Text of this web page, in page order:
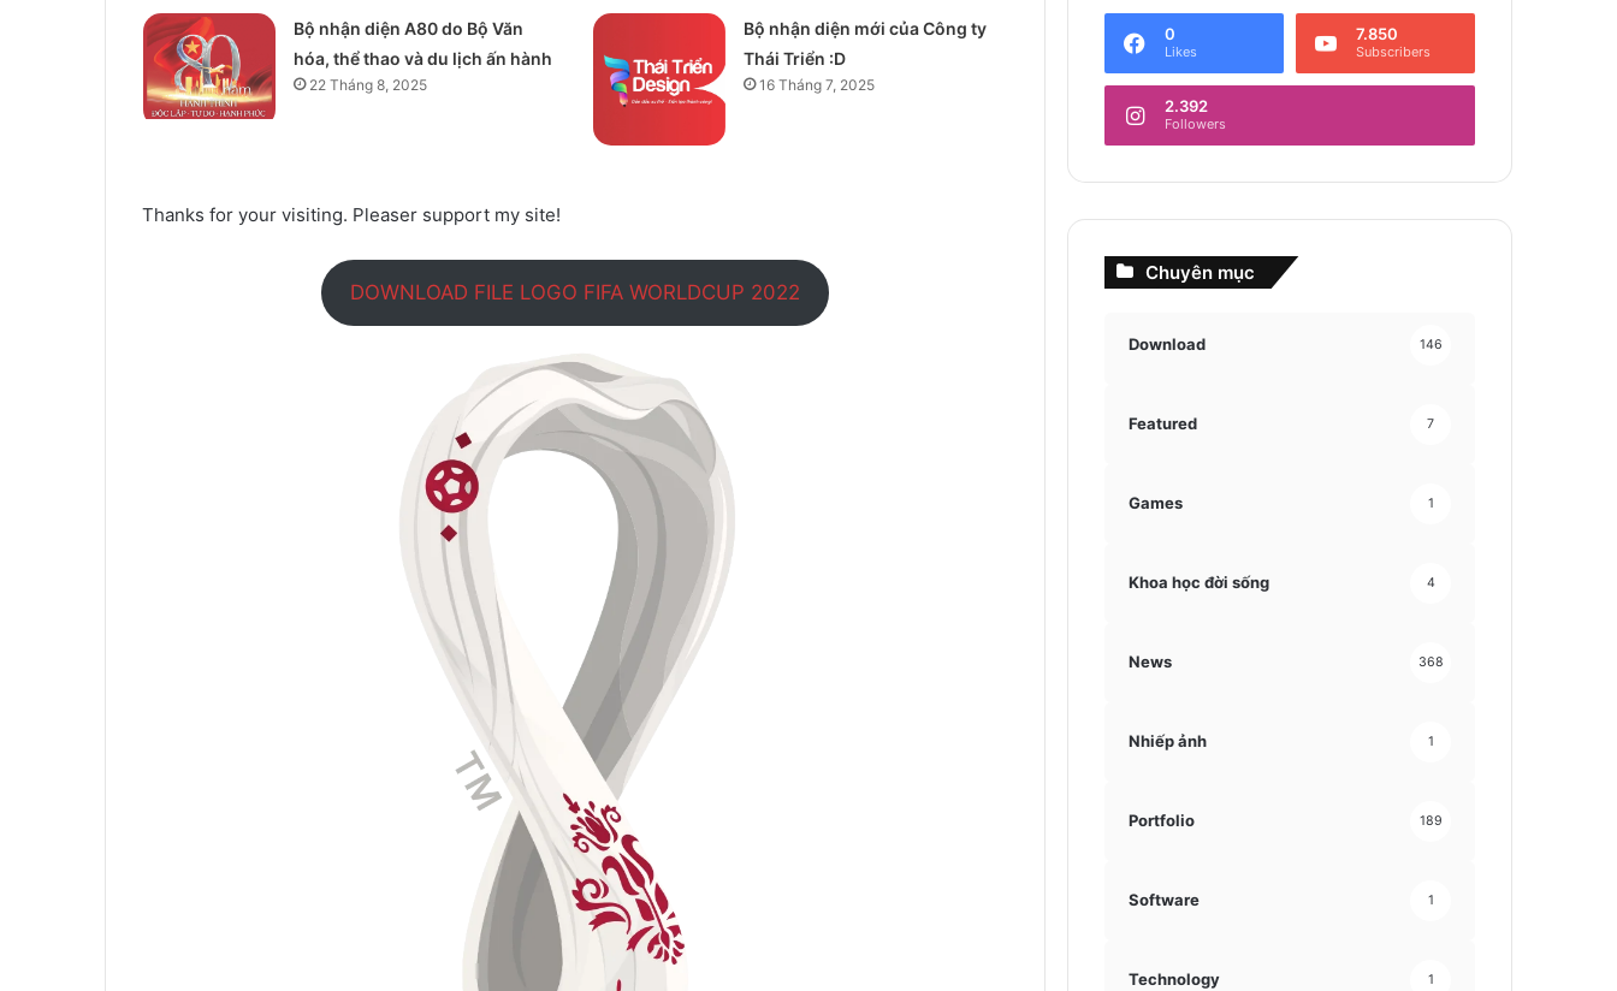
Bộ nhận diện A80 do Bộ Văn
hóa, thể thao và du lịch ấn hành
22 Tháng 8, 2025
Bộ nhận diện mới của Công ty
Thái Triển :D
16 Tháng 7, 2025
Thanks for your visiting. Pleaser support my site!
DOWNLOAD FILE LOGO FIFA WORLDCUP 2022
0
Likes
7.850
Subscribers
2.392
Followers
Chuyên mục
Download 146
Featured 7
Games 1
Khoa học đời sống 4
News 368
Nhiếp ảnh 1
Portfolio 189
Software 1
Technology 1